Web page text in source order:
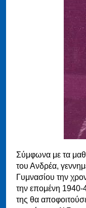
Σύμφωνα με τα
του Ανδρέα,
Γυμνασίου την
την επομένη 1940-
της θα